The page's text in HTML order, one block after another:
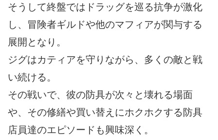
そうして終盤ではドラッグを巡る抗争が激化
し、冒険者ギルドや他のマフィアが関与する
展開となり。
ジグはカティアを守りながら、多くの敵と戦
い続ける。
その戦いで、彼の防具が次々と壊れる場面
や、その修繕や買い替えにホクホクする防具
店員達のエピソードも興味深く。